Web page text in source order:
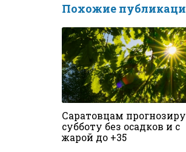
Похожие
Саратовцам
субботу без осадков и с
жарой до +35